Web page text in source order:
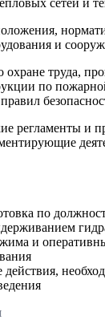
и
труда,
по
регламенты и
по
и
действия,